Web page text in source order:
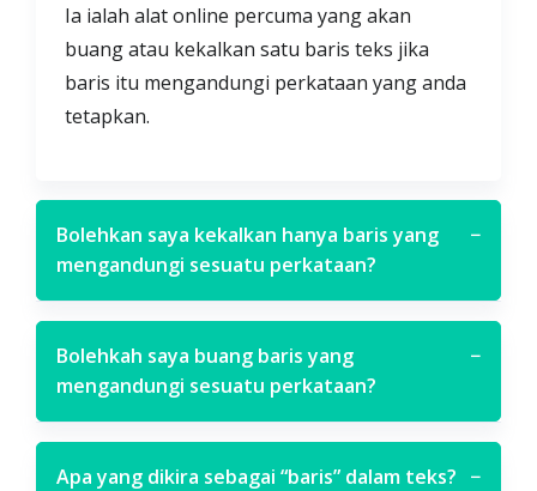
Ia ialah alat online percuma yang akan
buang atau kekalkan satu baris teks jika
baris itu mengandungi perkataan yang anda
tetapkan.
Bolehkan saya kekalkan hanya baris yang
mengandungi sesuatu perkataan?
−
Bolehkah saya buang baris yang
mengandungi sesuatu perkataan?
−
Apa yang dikira sebagai “baris” dalam teks? −